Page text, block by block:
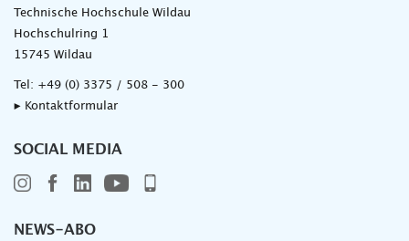
Technische Hochschule Wildau
Hochschulring 1
15745 Wildau
Tel: +49 (0) 3375 / 508 - 300
▸ Kontaktformular
SOCIAL MEDIA
NEWS-ABO